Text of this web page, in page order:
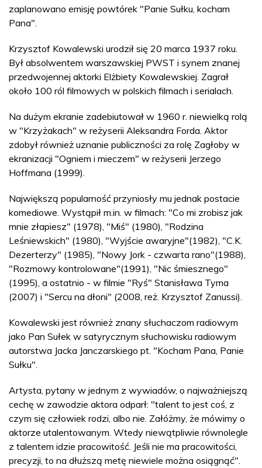
zaplanowano emisję powtórek "Panie Sułku, kocham
Pana".
Krzysztof Kowalewski urodził się 20 marca 1937 roku.
Był absolwentem warszawskiej PWST i synem znanej
przedwojennej aktorki Elżbiety Kowalewskiej. Zagrał
około 100 ról filmowych w polskich filmach i serialach.
Na dużym ekranie zadebiutował w 1960 r. niewielką rolą
w "Krzyżakach" w reżyserii Aleksandra Forda. Aktor
zdobył również uznanie publiczności za rolę Zagłoby w
ekranizacji "Ogniem i mieczem" w reżyserii Jerzego
Hoffmana (1999).
Największą popularność przyniosły mu jednak postacie
komediowe. Wystąpił m.in. w filmach: "Co mi zrobisz jak
mnie złapiesz" (1978), "Miś" (1980), "Rodzina
Leśniewskich" (1980), "Wyjście awaryjne"(1982), "C.K.
Dezerterzy" (1985), "Nowy Jork - czwarta rano"(1988),
"Rozmowy kontrolowane"(1991), "Nic śmiesznego"
(1995), a ostatnio - w filmie "Ryś" Stanisława Tyma
(2007) i "Sercu na dłoni" (2008, reż. Krzysztof Zanussi).
Kowalewski jest również znany słuchaczom radiowym
jako Pan Sułek w satyrycznym słuchowisku radiowym
autorstwa Jacka Janczarskiego pt. "Kocham Pana, Panie
Sułku".
Artysta, pytany w jednym z wywiadów, o najważniejszą
cechę w zawodzie aktora odparł: "talent to jest coś, z
czym się człowiek rodzi, albo nie. Załóżmy, że mówimy o
aktorze utalentowanym. Wtedy niewątpliwie równolegle
z talentem idzie pracowitość. Jeśli nie ma pracowitości,
precyzji, to na dłuższą metę niewiele można osiągnąć".